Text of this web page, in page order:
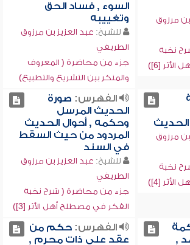
بن مرزوق
نخبة
[6])
السوء , فساد الحق
وتغييبه
للشيخ: عبد العزيز بن مرزوق
الطريفي
جزء من محاضرة ( المعروف
والمنكر بين التشريع والتطبيع)
الحديث
بن مرزوق
نخبة
[4])
الفهرس: صورة
الحديث المرسل
وحكمه , أحوال الحديث
المردود من حيث السقط
في السند
للشيخ: عبد العزيز بن مرزوق
الطريفي
جزء من محاضرة ( شرح نخبة
الفكر في مصطلح أهل الأثر [3])
,
الفهرس:حكم من
عقد على ذات محرم ,